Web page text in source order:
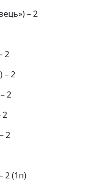
– 2
2
– 2
2
2
2
2 (1п)